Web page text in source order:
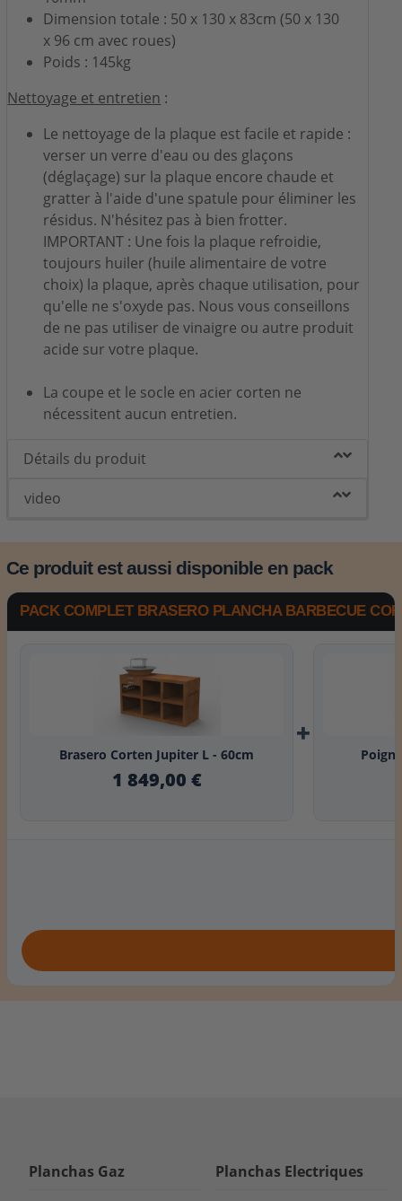
Dimension totale : 50 x 130 x 83cm (50 x 130
x 96 cm avec roues)
Poids : 145kg
Nettoyage et entretien :
Le nettoyage de la plaque est facile et rapide :
verser un verre d'eau ou des glaçons
(déglaçage) sur la plaque encore chaude et
gratter à l'aide d'une spatule pour éliminer les
résidus. N'hésitez pas à bien frotter.
IMPORTANT : Une fois la plaque refroidie,
toujours huiler (huile alimentaire de votre
choix) la plaque, après chaque utilisation, pour
qu'elle ne s'oxyde pas. Nous vous conseillons
de ne pas utiliser de vinaigre ou autre produit
acide sur votre plaque.
La coupe et le socle en acier corten ne
nécessitent aucun entretien.
Détails du produit
video
Ce produit est aussi disponible en pack
PACK COMPLET BRASERO PLANCHA BARBECUE
Brasero Corten Jupiter L - 60cm
1 849,00 €
+
Planchas Gaz Planchas Electriques